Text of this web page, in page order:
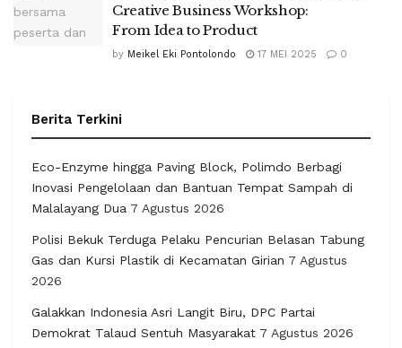
Creative Business Workshop:
From Idea to Product
by Meikel Eki Pontolondo 17 MEI 2025 0
Berita Terkini
Eco-Enzyme hingga Paving Block, Polimdo Berbagi
Inovasi Pengelolaan dan Bantuan Tempat Sampah di
Malalayang Dua 7 Agustus 2026
Polisi Bekuk Terduga Pelaku Pencurian Belasan Tabung
Gas dan Kursi Plastik di Kecamatan Girian 7 Agustus
2026
Galakkan Indonesia Asri Langit Biru, DPC Partai
Demokrat Talaud Sentuh Masyarakat 7 Agustus 2026